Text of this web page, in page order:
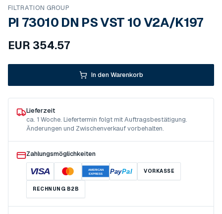
FILTRATION GROUP
PI 73010 DN PS VST 10 V2A/K197
EUR 354.57
In den Warenkorb
Lieferzeit
ca. 1 Woche. Liefertermin folgt mit Auftragsbestätigung.
Änderungen und Zwischenverkauf vorbehalten.
Zahlungsmöglichkeiten
VISA
AMERICAN
EXPRESS
PayPal VORKASSE
RECHNUNG B2B